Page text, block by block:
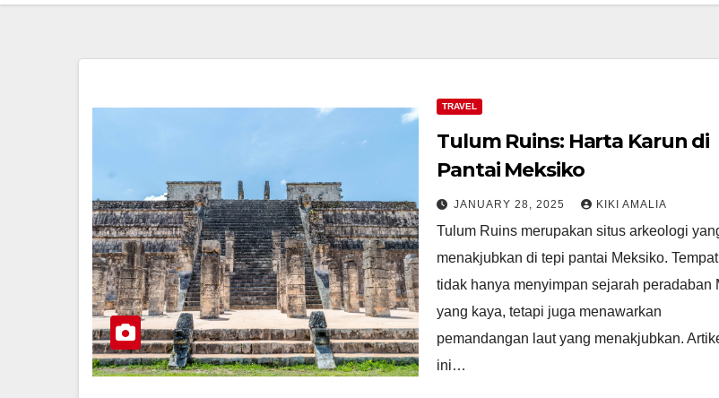
TRAVEL
Tulum Ruins: Harta Karun di
Pantai Meksiko
JANUARY 28, 2025 KIKI AMALIA
Tulum Ruins merupakan situs arkeologi
menakjubkan di tepi pantai Meksiko.
tidak hanya menyimpan sejarah peradaban
yang kaya, tetapi juga menawarkan
pemandangan laut yang menakjubkan.
ini…